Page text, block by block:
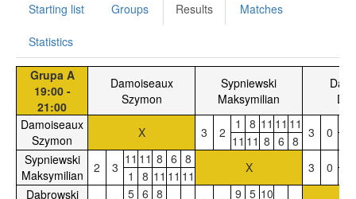
Starting list Groups Results Matches
Statistics
Grupa A
19:00 -
21:00
Damoiseaux
Szymon
Sypniewski
Maksymilian
Damoiseaux
Szymon
X 3 2
1 8 11 11 11
11 11 8 6 8
3 0
Sypniewski
Maksymilian
2 3
11 11 8 6 8
1
8 11 11 11
X 3 0
Dąbrowski
5 6 8
9 5 10